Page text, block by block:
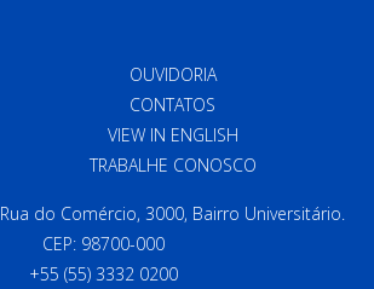
OUVIDORIA
CONTATOS
VIEW IN ENGLISH
TRABALHE CONOSCO
Rua do Comércio, 3000, Bairro Universitário.
CEP: 98700-000
+55 (55) 3332 0200